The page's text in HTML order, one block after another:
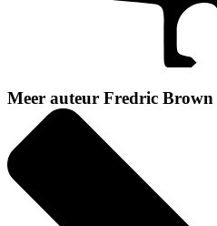
Meer auteur Fredric Brown